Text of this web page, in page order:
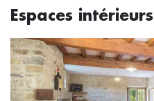
Espaces intérieurs